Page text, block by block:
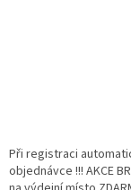
Při registraci
objednávce !!! AKCE